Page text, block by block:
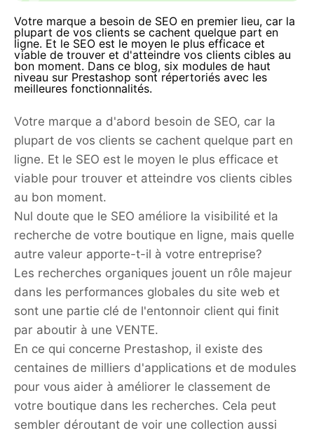
Votre marque a besoin de SEO en premier lieu, car la
plupart de vos clients se cachent quelque part en
ligne. Et le SEO est le moyen le plus efficace et
viable de trouver et d'atteindre vos clients cibles au
bon moment. Dans ce blog, six modules de haut
niveau sur Prestashop sont répertoriés avec les
meilleures fonctionnalités.
Votre marque a d'abord besoin de SEO, car la
plupart de vos clients se cachent quelque part en
ligne. Et le SEO est le moyen le plus efficace et
viable pour trouver et atteindre vos clients cibles
au bon moment.
Nul doute que le SEO améliore la visibilité et la
recherche de votre boutique en ligne, mais quelle
autre valeur apporte-t-il à votre entreprise?
Les recherches organiques jouent un rôle majeur
dans les performances globales du site web et
sont une partie clé de l'entonnoir client qui finit
par aboutir à une VENTE.
En ce qui concerne Prestashop, il existe des
centaines de milliers d'applications et de modules
pour vous aider à améliorer le classement de
votre boutique dans les recherches. Cela peut
sembler déroutant de voir une collection aussi